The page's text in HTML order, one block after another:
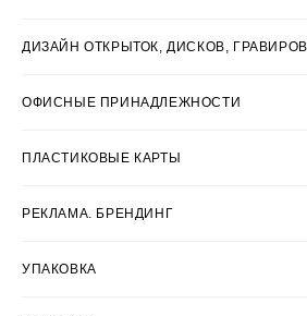
ДИЗАЙН ОТКРЫТОК, ДИСКОВ,
ОФИСНЫЕ ПРИНАДЛЕЖНОСТИ
ПЛАСТИКОВЫЕ КАРТЫ
РЕКЛАМА. БРЕНДИНГ
УПАКОВКА